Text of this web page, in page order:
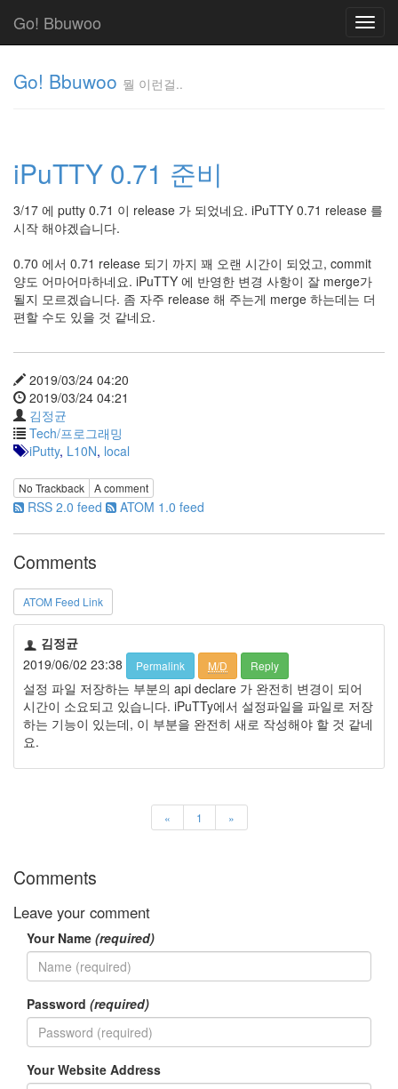
Go! Bbuwoo
Go! Bbuwoo 뭘 이런걸..
iPuTTY 0.71 준비
3/17 에 putty 0.71 이 release 가 되었네요. iPuTTY 0.71 release 를
시작 해야겠습니다.
0.70 에서 0.71 release 되기 까지 꽤 오랜 시간이 되었고, commit
양도 어마어마하네요. iPuTTY 에 반영한 변경 사항이 잘 merge가
될지 모르겠습니다. 좀 자주 release 해 주는게 merge 하는데는 더
편할 수도 있을 것 같네요.
2019/03/24 04:20
2019/03/24 04:21
김정균
Tech/프로그래밍
iPutty, L10N, local
No Trackback A comment
RSS 2.0 feed ATOM 1.0 feed
Comments
ATOM Feed Link
김정균
2019/06/02 23:38
Permalink M/D Reply
설정 파일 저장하는 부분의 api declare 가 완전히 변경이 되어
시간이 소요되고 있습니다. iPuTTy에서 설정파일을 파일로 저장
하는 기능이 있는데, 이 부분을 완전히 새로 작성해야 할 것 같네
요.
« 1 »
Comments
Leave your comment
Your Name (required)
Password (required)
Your Website Address
걸..
김
균
Tag
Cloud
안
녕
리
눅
스
AnNyung
Firefox
Mozilla
군
준
L10N
iPutty
AnNyung
LInux
우
전
192
주
절
30
군
이